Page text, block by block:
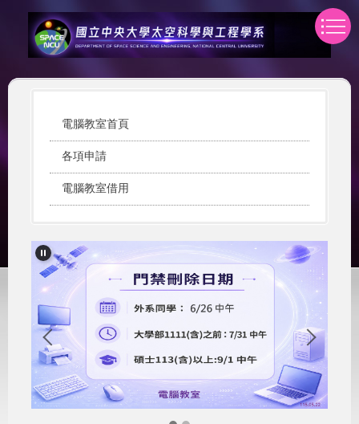
內
電腦教室首頁
各項申請
電腦教室借用